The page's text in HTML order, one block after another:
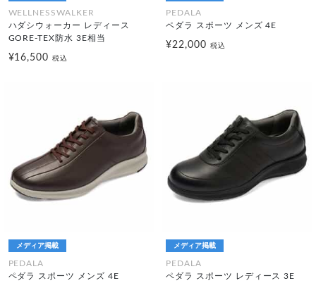
WELLNESSWALKER
ハダシウォーカー レディース
GORE-TEX防水 3E相当
¥16,500税込
PEDALA
ペダラ スポーツ メンズ 4E
¥22,000 税込
メディア掲載
PEDALA
ペダラ スポーツ メンズ 4E
メディア掲載
PEDALA
ペダラ スポーツ レディース 3E